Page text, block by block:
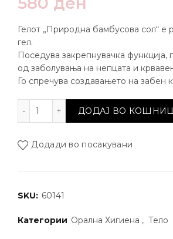
Гелот „Природна бамбусова сол“ e
гел.
Поседува закрепнувачка функција,
од заболувања на непцата и
Го спречува создавањето на забен
Паста за заби - Природна
ДОДАЈ ВО
Додади во посакувани
SKU: 60141
Категории Орална Хигиена , Тело